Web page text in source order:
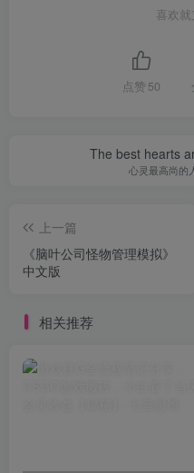
喜欢
点赞 50
The best hearts
心灵最高尚的
上一篇
《脑叶公司怪物管理模拟》
中文版
相关推荐